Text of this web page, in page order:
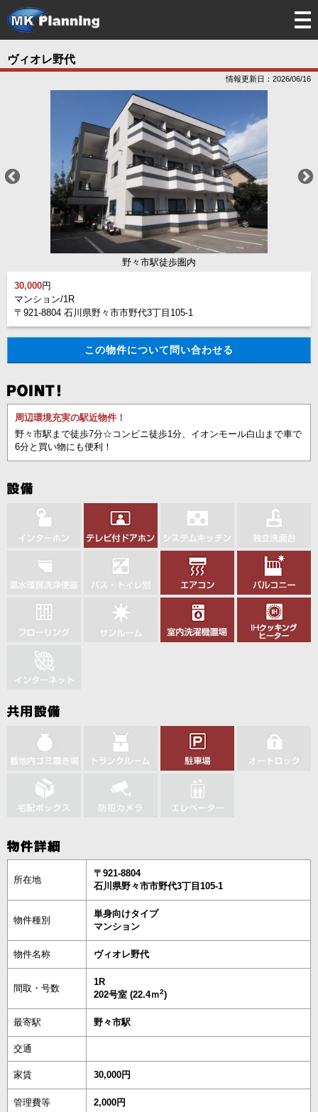
ヴィオレ野代
情報更新日：2026/06/16
野々市駅徒歩圏内
30,000円
マンション/1R
〒921-8804 石川県野々市市野代3丁目105-1
この物件について問い合わせる
周辺環境充実の駅近物件！
野々市駅まで徒歩7分☆コンビニ徒歩1分、イオンモール白山まで車で
6分と買い物にも便利！
所在地
〒921-8804
石川県野々市市野代3丁目105-1
物件種別
単身向けタイプ
マンション
物件名称 ヴィオレ野代
間取・号数
1R
202号室 (22.4ｍ2)
最寄駅 野々市駅
交通
家賃 30,000円
管理費等 2,000円